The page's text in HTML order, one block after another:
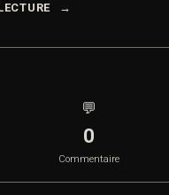
💬
0
Commentaire